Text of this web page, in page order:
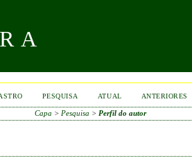
PESQUISA ATUAL ANTERIORES
Capa > Pesquisa > Perfil do autor